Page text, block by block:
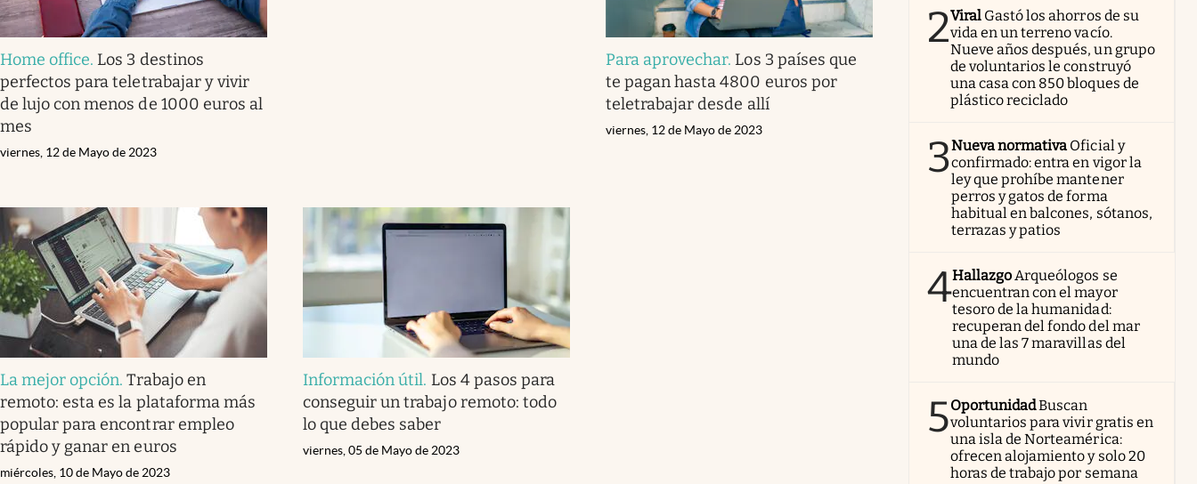
Home office. Los 3 destinos
perfectos para teletrabajar y vivir
de lujo con menos de 1000 euros al
mes
viernes, 12 de Mayo de 2023
Para aprovechar. Los 3 países que
te pagan hasta 4800 euros por
teletrabajar desde allí
viernes, 12 de Mayo de 2023
La mejor opción.Trabajo en
remoto: esta es la plataforma más
popular para encontrar empleo
rápido y ganar en euros
miércoles, 10 de Mayo de 2023
Información útil. Los 4 pasos para
conseguir un trabajo remoto: todo
lo que debes saber
viernes, 05 de Mayo de 2023
2Viral Gastó los ahorros de su
vida en un terreno vacío.
Nueve años después, un grupo
de voluntarios le construyó
una casa con 850 bloques de
plástico reciclado
3Nueva normativa Oficial y
confirmado: entra en vigor la
ley que prohíbe mantener
perros y gatos de forma
habitual en balcones, sótanos,
terrazas y patios
4Hallazgo Arqueólogos se
encuentran con el mayor
tesoro de la humanidad:
recuperan del fondo del mar
una de las 7 maravillas del
mundo
5OportunidadBuscan
voluntarios para vivir gratis en
una isla de Norteamérica:
ofrecen alojamiento y solo 20
horas de trabajo por semana